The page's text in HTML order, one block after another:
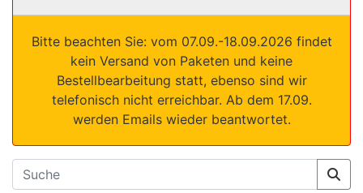
Bitte beachten Sie: vom 07.09.-18.09.2026 findet
kein Versand von Paketen und keine
Bestellbearbeitung statt, ebenso sind wir
telefonisch nicht erreichbar. Ab dem 17.09.
werden Emails wieder beantwortet.